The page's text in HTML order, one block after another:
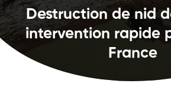
Destruction de nid
intervention rapide
France